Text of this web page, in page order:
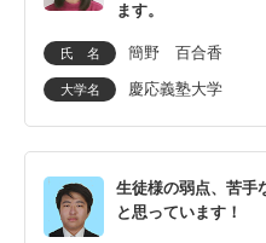
ます。
氏 名 簡野 百合香
大学名 慶応義塾大学
生徒様の弱点、苦手
と思っています！